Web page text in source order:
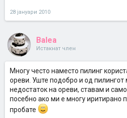
28 јануари 2010
Balea
Истакнат член
Многу често наместо пилинг
ореви. Уште подобро и од пилингот
недостаток на ореви, ставам и само
посебно ако ми е многу иритирано
пробате